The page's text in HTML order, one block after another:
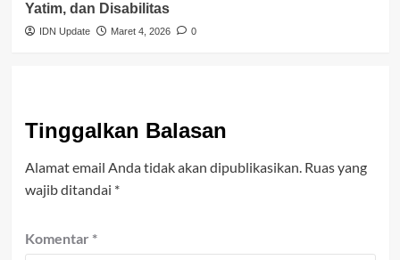
Yatim, dan Disabilitas
IDN Update Maret 4, 2026 0
Tinggalkan Balasan
Alamat email Anda tidak akan dipublikasikan. Ruas yang
wajib ditandai *
Komentar *